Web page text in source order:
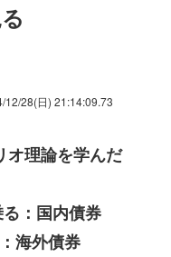
12/28(日) 21:14:09.73
オ理論を学んだ
：国内債券
海外債券